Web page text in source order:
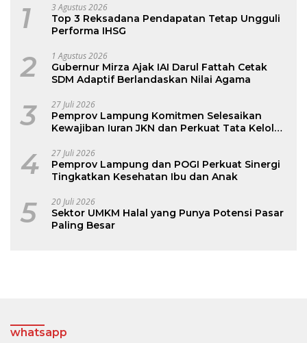
1 3 Agustus 2026
Top 3 Reksadana Pendapatan Tetap Ungguli
Performa IHSG
2 1 Agustus 2026
Gubernur Mirza Ajak IAI Darul Fattah Cetak
SDM Adaptif Berlandaskan Nilai Agama
3 27 Juli 2026
Pemprov Lampung Komitmen Selesaikan
Kewajiban Iuran JKN dan Perkuat Tata Kelola
4 27 Juli 2026
Pemprov Lampung dan POGI Perkuat Sinergi
Tingkatkan Kesehatan Ibu dan Anak
5 20 Juli 2026
Sektor UMKM Halal yang Punya Potensi Pasar
Paling Besar
whatsapp